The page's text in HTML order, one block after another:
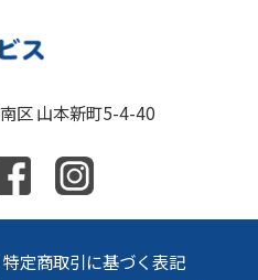
区 山本新町5-4-40
特定商取引に基づく表記